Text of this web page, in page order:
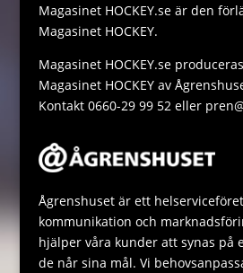
k
p
g
Magasinet HOCKEY.se är den
Magasinet HOCKEY.
Magasinet HOCKEY.se
Magasinet HOCKEY av
Kontakt 0660-29 99 52 eller
Ågrenshuset är ett
kommunikation och
hjälper våra kunder att synas på
de når sina mål. Vi